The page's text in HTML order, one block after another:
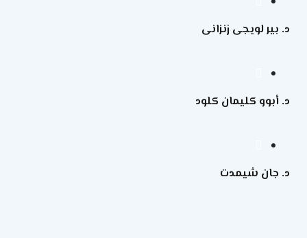
د. بير لويجى زنزانى
د. أبوو كليمان كلود
د. جان شيمدت